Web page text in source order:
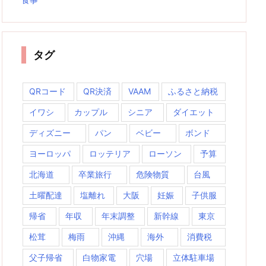
タグ
QRコード QR決済 VAAM ふるさと納税
イワシ カップル シニア ダイエット
ディズニー パン ベビー ボンド
ヨーロッパ ロッテリア ローソン 予算
北海道 卒業旅行 危険物質 台風
土曜配達 塩離れ 大阪 妊娠 子供服
帰省 年収 年末調整 新幹線 東京
松茸 梅雨 沖縄 海外 消費税
父子帰省 白物家電 穴場 立体駐車場